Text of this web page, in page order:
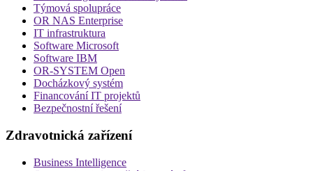
Týmová spolupráce
OR NAS Enterprise
IT infrastruktura
Software Microsoft
Software IBM
OR-SYSTEM Open
Docházkový systém
Financování IT projektů
Bezpečnostní řešení
Zdravotnická zařízení
Business Intelligence